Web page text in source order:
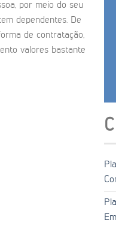
por meio do seu
dependentes. De
de contratação,
valores bastante